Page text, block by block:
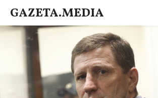
GAZETA.MEDIA